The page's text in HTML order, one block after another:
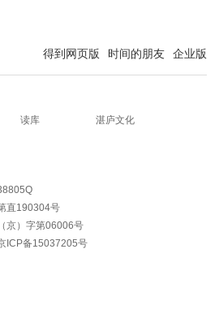
得到网页版 时间的朋友 企业版
读库
湛庐文化
直190304号
京）字第06006号
ICP备15037205号